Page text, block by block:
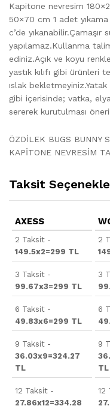
Kapitone nevresim
50×70 cm 1 adet
c’de
yapılamaz.Kullanma
ediniz.Açık ve koyu
yastık kılıfı gibi ürünleri
ıslak
gibi içerisinde; vatka,
sererek kurutulması
ÖZDİLEK BUGS BUNNY
KAPİTONE NEVRESİM
Taksit
AXESS
2 Taksit -
149.5x2=299 TL
3 Taksit -
99.67x3=299 TL
6 Taksit -
49.83x6=299 TL
9 Taksit -
36.03x9=324.27
TL
12 Taksit -
27.86x12=334.28
2
3
6
9
TL
12